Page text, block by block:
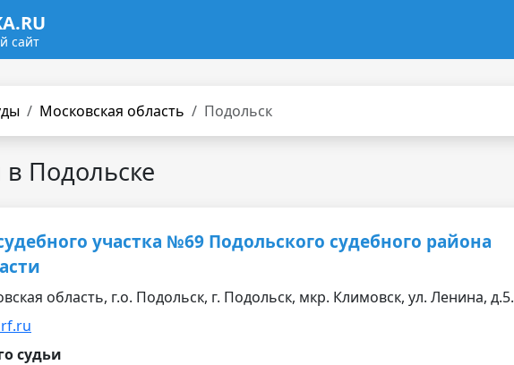
сайт
Московская область Подольск
Подольске
участка №69 Подольского судебного района
область, г.о. Подольск, г. Подольск, мкр. Климовск, ул. Ленина, д.5.
судьи